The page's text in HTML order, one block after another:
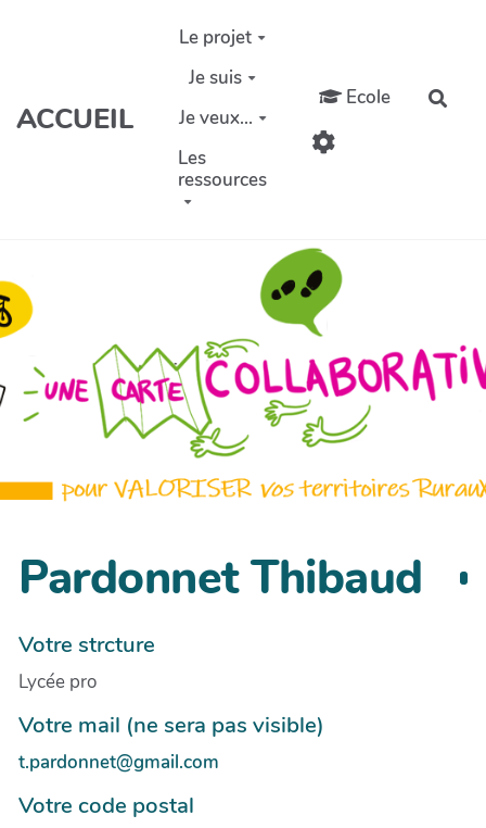
Aller au contenu principal
ACCUEIL
Le projet
Je suis
Je veux...
Les
ressources
Ecole
Pardonnet Thibaud
Votre strcture
Lycée pro
Votre mail (ne sera pas visible)
t.pardonnet@gmail.com
Votre code postal